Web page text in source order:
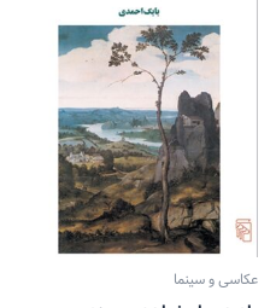
عکاسی و سینما